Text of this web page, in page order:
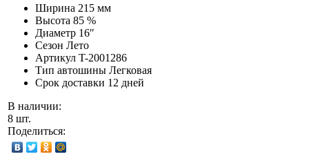
Ширина 215 мм
Высота 85 %
Диаметр 16″
Сезон Лето
Артикул T-2001286
Тип автошины Легковая
Срок доставки 12 дней
В наличии:
8 шт.
Поделиться: